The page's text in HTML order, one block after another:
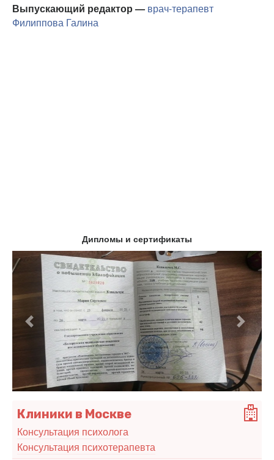
Выпускающий редактор — врач-терапевт
Филиппова Галина
Дипломы и сертификаты
Предыдущий
Клиники в Москве
Консультация психолога
Консультация психотерапевта